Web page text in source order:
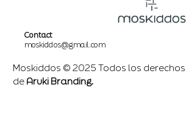
Contact
moskiddos@gmail.com
Moskiddos © 2025 Todos los
de Aruki Branding.